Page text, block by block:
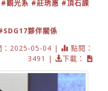
#觀光系 #莊琇惠 #頂石課
夥伴關係
：2025-05-04 |
點閱：
3491 |
下載：